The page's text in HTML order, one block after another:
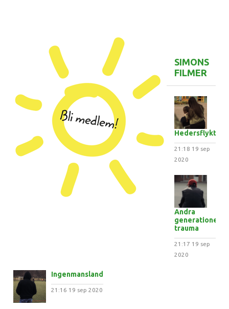
SIMONS
FILMER
Hedersflykten
21:18 19 sep
2020
Andra
generationens
trauma
21:17 19 sep
2020
Ingenmansland
21:16 19 sep 2020